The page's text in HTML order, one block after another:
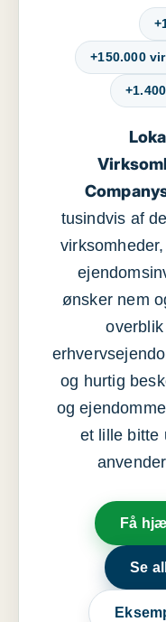
+150.000
tusindvis af
ønsker nem
og hurtig
og
et lille bitte
Få
Se